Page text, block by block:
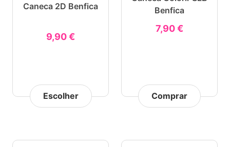
Caneca 2D Benfica
9,90 €
Escolher
Benfica
7,90 €
Comprar